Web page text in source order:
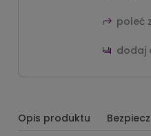
poleć
dodaj
Opis produktu